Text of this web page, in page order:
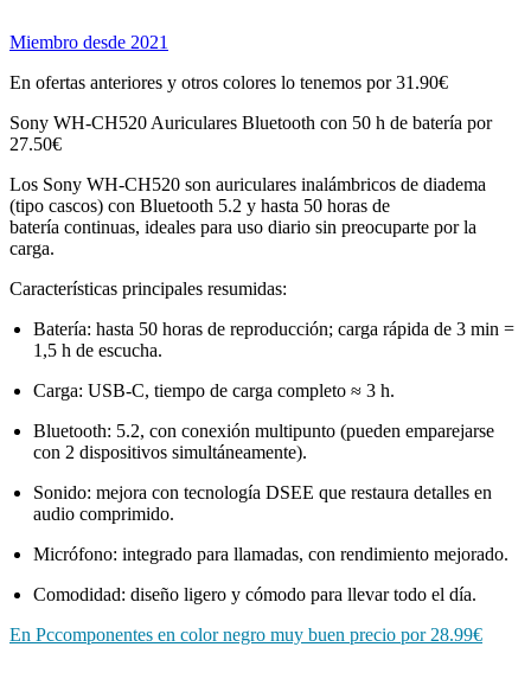
Miembro desde 2021
En ofertas anteriores y otros colores lo tenemos por 31.90€
Sony WH-CH520 Auriculares Bluetooth con 50 h de batería por
27.50€
Los Sony WH-CH520 son auriculares inalámbricos de diadema
(tipo cascos) con Bluetooth 5.2 y hasta 50 horas de
batería continuas, ideales para uso diario sin preocuparte por la
carga.
Características principales resumidas:
Batería: hasta 50 horas de reproducción; carga rápida de 3 min =
1,5 h de escucha.
Carga: USB-C, tiempo de carga completo ≈ 3 h.
Bluetooth: 5.2, con conexión multipunto (pueden emparejarse
con 2 dispositivos simultáneamente).
Sonido: mejora con tecnología DSEE que restaura detalles en
audio comprimido.
Micrófono: integrado para llamadas, con rendimiento mejorado.
Comodidad: diseño ligero y cómodo para llevar todo el día.
En Pccomponentes en color negro muy buen precio por 28.99€